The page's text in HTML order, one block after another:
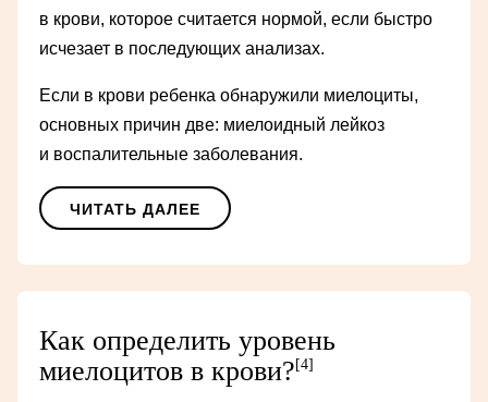
в крови, которое считается нормой, если быстро
исчезает в последующих анализах.
Если в крови ребенка обнаружили миелоциты,
основных причин две: миелоидный лейкоз
и воспалительные заболевания.
ЧИТАТЬ ДАЛЕЕ
Как определить уровень
миелоцитов в крови? [4]